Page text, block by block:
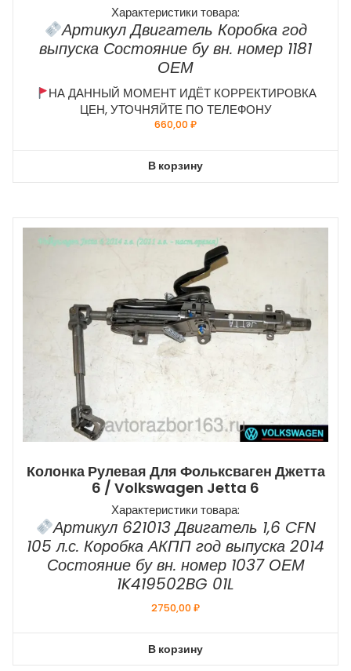
Характеристики товара:
Артикул Двигатель Коробка год
выпуска Состояние бу вн. номер 1181
ОЕМ
НА ДАННЫЙ МОМЕНТ ИДЁТ КОРРЕКТИРОВКА
ЦЕН, УТОЧНЯЙТЕ ПО ТЕЛЕФОНУ
660,00₽
В корзину
Колонка Рулевая Для Фольксваген Джетта
6 / Volkswagen Jetta 6
Характеристики товара:
Артикул 621013 Двигатель 1,6 CFN
105 л.с. Коробка АКПП год выпуска 2014
Состояние бу вн. номер 1037 ОЕМ
1K419502BG 01L
2750,00₽
В корзину